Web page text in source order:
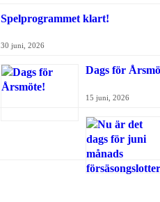
Spelprogrammet klart!
30 juni, 2026
Dags för
15 juni, 2026